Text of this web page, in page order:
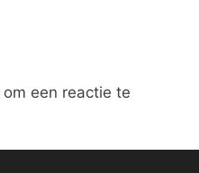
om een reactie te